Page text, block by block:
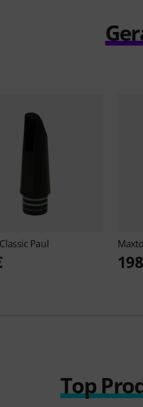
Classic Paul
Top